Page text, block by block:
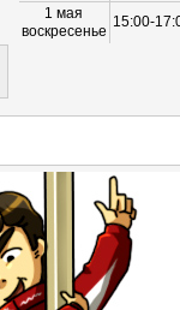
1 мая
воскресенье
15:00-